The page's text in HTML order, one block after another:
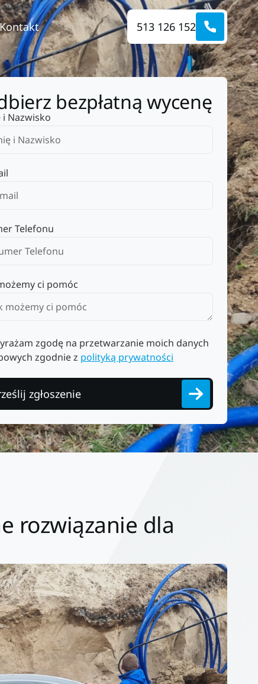
513 126 152
bezpłatną wycenę
i Nazwisko
Telefonu
ci pomóc
zgodę na przetwarzanie moich danych
zgodnie z polityką prywatności
zgłoszenie
rozwiązanie dla